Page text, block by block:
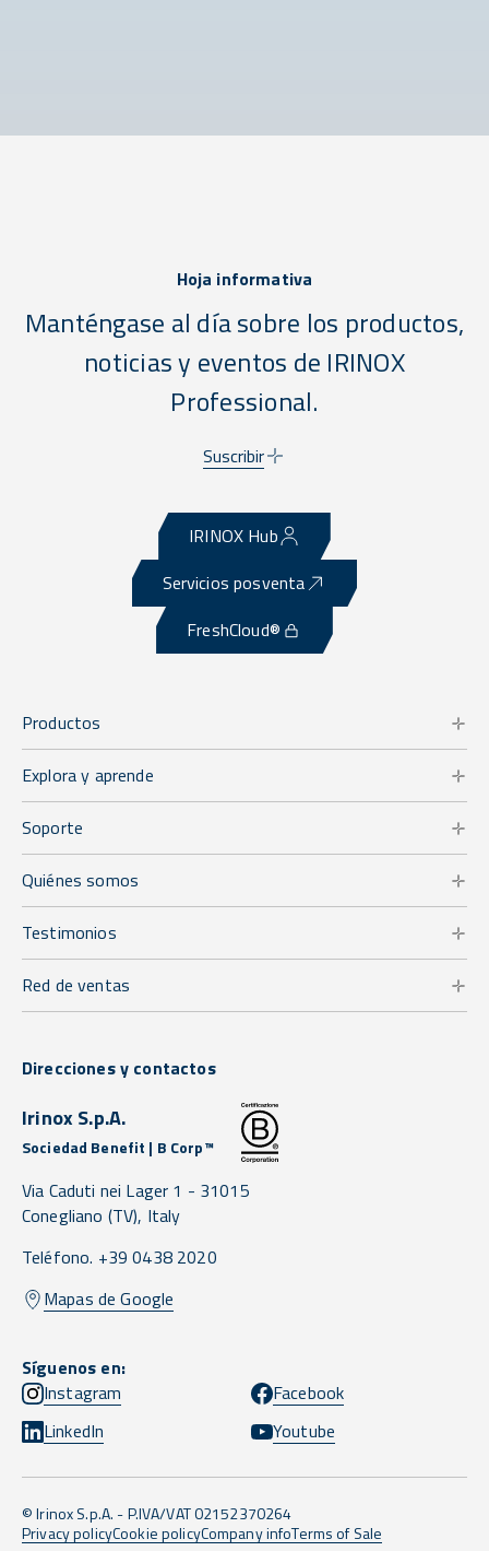
Hoja informativa
Manténgase al día sobre los productos,
noticias y eventos de IRINOX
Professional.
Suscribir
IRINOX Hub
Servicios posventa
FreshCloud®
Productos
Explora y aprende
Soporte
Quiénes somos
Testimonios
Red de ventas
Direcciones y contactos
Irinox S.p.A.
Sociedad Benefit | B Corp™
Via Caduti nei Lager 1 - 31015
Conegliano (TV), Italy
Teléfono. +39 0438 2020
Mapas de Google
Síguenos en:
Instagram
Facebook
LinkedIn
Youtube
© Irinox S.p.A. - P.IVA/VAT 02152370264
Privacy policyCookie policyCompany infoTerms of Sale